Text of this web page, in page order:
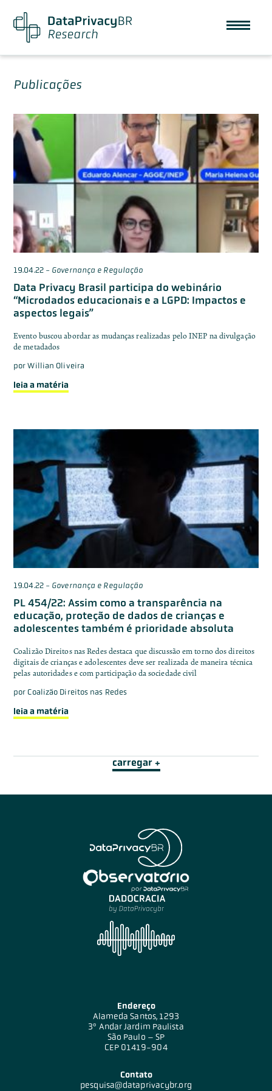
Publicações
19.04.22- Governança e Regulação
Data Privacy Brasil participa do webinário
“Microdados educacionais e a LGPD: Impactos e
aspectos legais”
Evento buscou abordar as mudanças realizadas pelo INEP na divulgação
de metadados
porWillian Oliveira
leia a matéria
19.04.22- Governança e Regulação
PL 454/22: Assim como a transparência na
educação, proteção de dados de crianças e
adolescentes também é prioridade absoluta
Coalizão Direitos nas Redes destaca que discussão em torno dos direitos
digitais de crianças e adolescentes deve ser realizada de maneira técnica
pelas autoridades e com participação da sociedade civil
por Coalizão Direitos nas Redes
leia a matéria
carregar +
Endereço
Alameda Santos, 1293
3º Andar Jardim Paulista
São Paulo – SP
CEP 01419-904
Contato
pesquisa@dataprivacybr.org